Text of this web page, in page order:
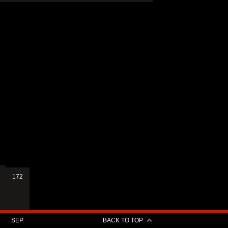
172
SEP. BACK TO TOP